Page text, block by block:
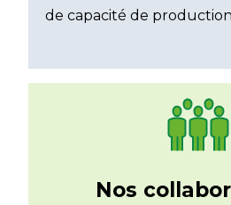
de capacité de
Nos